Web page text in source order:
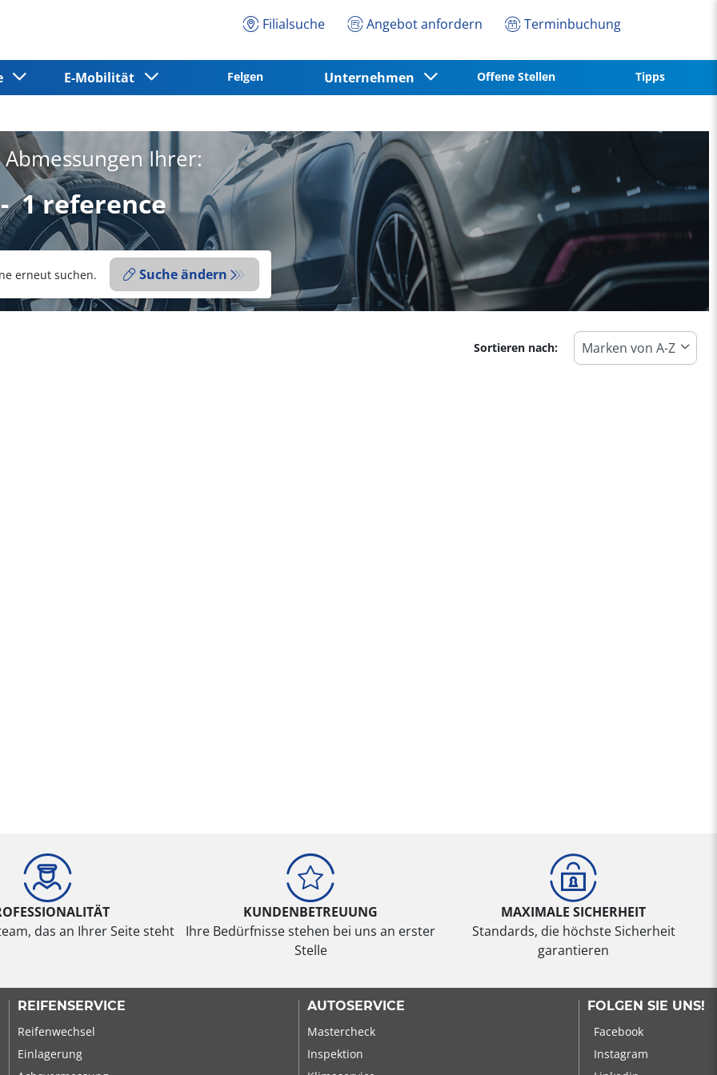
Filialsuche Angebot anfordern Terminbuchung
E-Mobilität Felgen Unternehmen Offene Stellen Tipps
Ihrer:
- 1 reference
erneut suchen. Suche ändern
Sortieren nach:
das an Ihrer Seite steht
KUNDENBETREUUNG
Ihre Bedürfnisse stehen bei uns an erster
Stelle
MAXIMALE SICHERHEIT
Standards, die höchste Sicherheit
garantieren
REIFENSERVICE
Reifenwechsel
Einlagerung
AUTOSERVICE
Mastercheck
Inspektion
FOLGEN SIE UNS!
Facebook
Instagram